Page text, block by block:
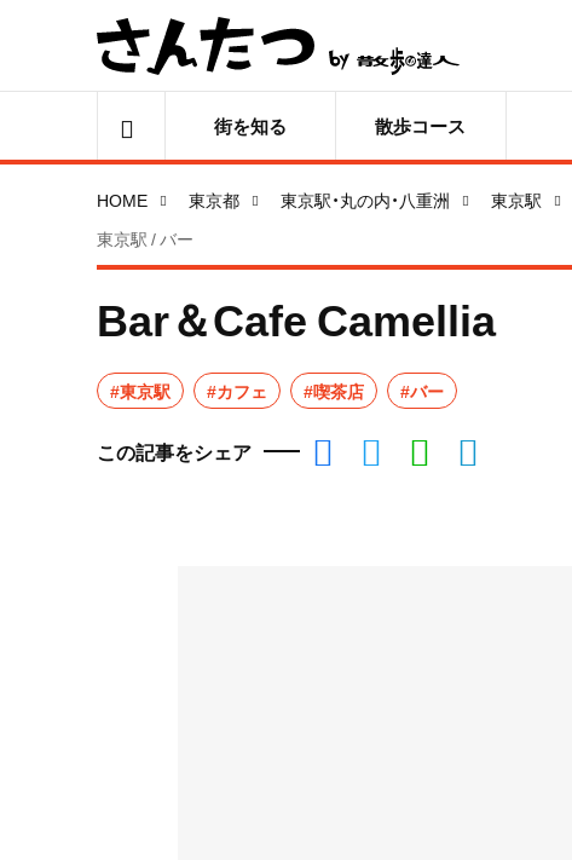
街を知る 散歩コース
HOME 東京都 東京駅・丸の内・八重洲 東京駅
東京駅 / バー
Bar＆Cafe Camellia
#東京駅 #カフェ #喫茶店 #バー
この記事をシェア